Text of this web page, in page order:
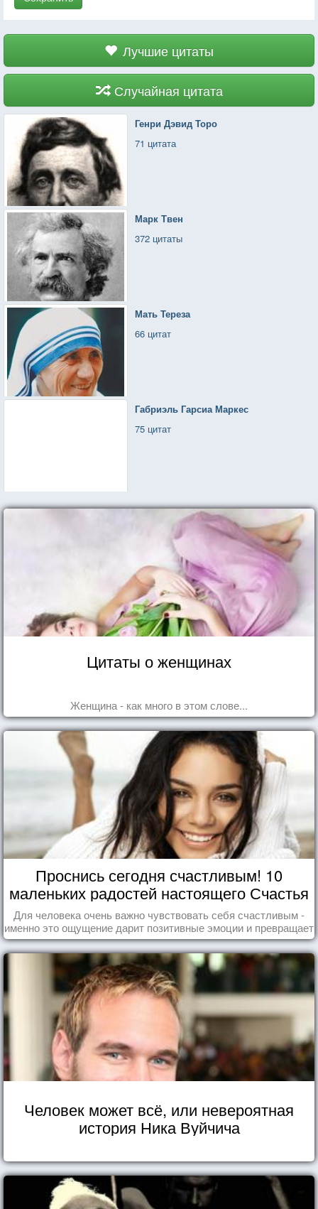
Лучшие цитаты
Случайная цитата
Генри Дэвид Торо
71 цитата
Марк Твен
372 цитаты
Мать Тереза
66 цитат
Габриэль Гарсиа Маркес
75 цитат
Цитаты о женщинах
Женщина - как много в этом слове...
Проснись сегодня счастливым! 10
маленьких радостей настоящего Счастья
Для человека очень важно чувствовать себя счастливым -
именно это ощущение дарит позитивные эмоции и превращает
каждый день в маленький праздник.
Человек может всё, или невероятная
история Ника Вуйчича